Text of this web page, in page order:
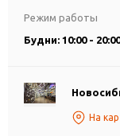
Режим работы
Будни: 10:00 -
На